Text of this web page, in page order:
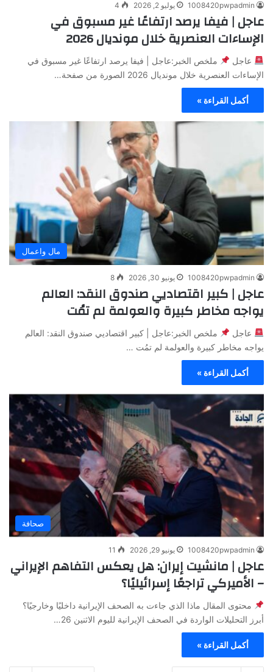
1008420pwpadmin يوليو 2, 2026 4
عاجل | فيفا يرصد ارتفاعًا غير مسبوق في
الإساءات العنصرية خلال مونديال 2026
عاجل
ملخص الخبر:عاجل | فيفا يرصد ارتفاعًا غير مسبوق في
الإساءات العنصرية خلال مونديال 2026 الصورة من صفحة…
أكمل القراءة »
مال واعمال
1008420pwpadmin يونيو 30, 2026 8
عاجل | كبير اقتصاديي صندوق النقد: العالم
يواجه مخاطر كبيرة والعولمة لم تمُت
عاجل
ملخص الخبر:عاجل | كبير اقتصاديي صندوق النقد: العالم
يواجه مخاطر كبيرة والعولمة لم تمُت …
أكمل القراءة »
صحافة
1008420pwpadmin يونيو 29, 2026 11
عاجل | مانشيت إيران: هل يعكس التفاهم الإيراني
– الأميركي تراجعًا إسرائيليًا؟
محتوى المقال ماذا الذي جاءت به الصحف الإيرانية داخليًا وخارجيًا؟
أبرز التحليلات الواردة في الصحف الإيرانية لليوم الاثنين 26…
أكمل القراءة »